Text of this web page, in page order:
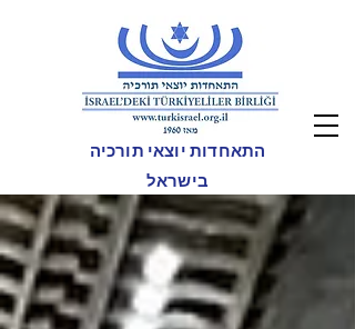
התאחדות יוצאי תורכיה
בישראל